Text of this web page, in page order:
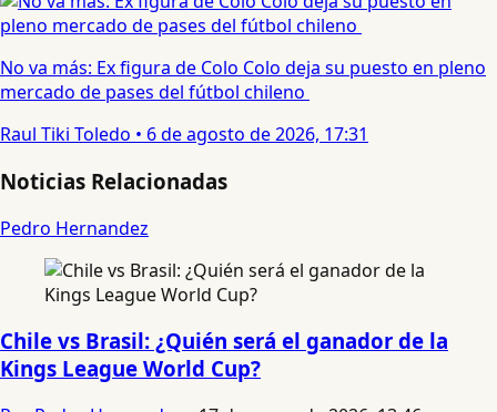
No va más: Ex figura de Colo Colo deja su puesto en pleno
mercado de pases del fútbol chileno
Raul Tiki Toledo • 6 de agosto de 2026, 17:31
Noticias Relacionadas
Pedro Hernandez
Chile vs Brasil: ¿Quién será el ganador de la
Kings League World Cup?